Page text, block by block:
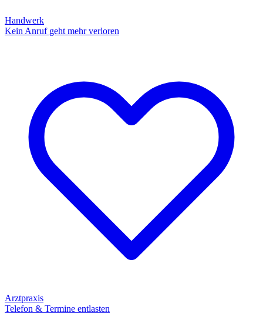
Handwerk
Kein Anruf geht mehr verloren
Arztpraxis
Telefon & Termine entlasten